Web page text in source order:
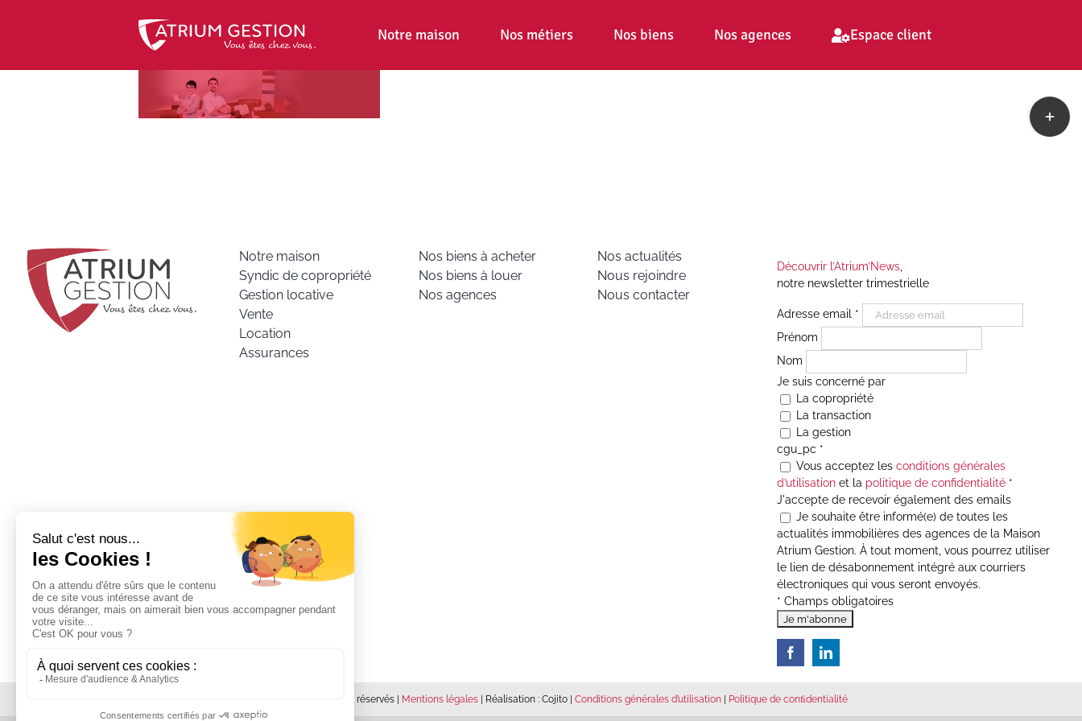
Notre maison Nos métiers Nos biens Nos agences Espace client
Notre maison
Syndic de copropriété
Gestion locative
Vente
Location
Assurances
Nos biens à acheter
Nos biens à louer
Nos agences
Nos actualités
Nous rejoindre
Nous contacter
Découvrir l’Atrium’News,
notre newsletter trimestrielle
Adresse email *
Prénom
Nom
Je suis concerné par
La copropriété
La transaction
La gestion
cgu_pc *
Vous acceptez les conditions générales
d’utilisationet la politique de confidentialité*
J'accepte de recevoir également des emails
Je souhaite être informé(e) de toutes les
actualités immobilières des agences de la Maison
Atrium Gestion. À tout moment, vous pourrez utiliser
le lien de désabonnement intégré aux courriers
électroniques qui vous seront envoyés.
* Champs obligatoires
| Tous droits réservés | Mentions légales | Réalisation : Cojito | Conditions générales d’utilisation Politique de conﬁdentialité
Toggle
Sliding
Bar